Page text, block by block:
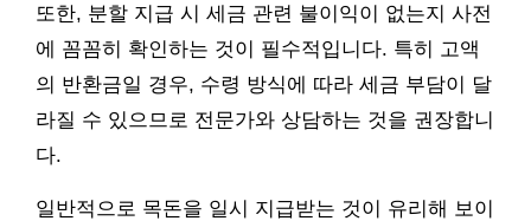
또한, 분할 지급 시 세금 관련 불이익이 없는지 사전
에 꼼꼼히 확인하는 것이 필수적입니다. 특히 고액
의 반환금일 경우, 수령 방식에 따라 세금 부담이 달
라질 수 있으므로 전문가와 상담하는 것을 권장합니
다.
일반적으로 목돈을 일시 지급받는 것이 유리해 보이